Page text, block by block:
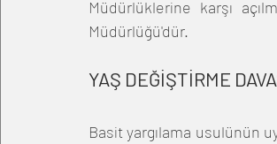
Müdürlüklerine karşı
Müdürlüğü'dür.
YAŞ DEĞİŞTİRME
Basit yargılama usulünün